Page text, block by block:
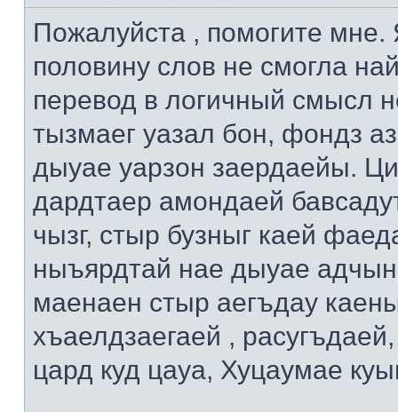
Пожалуйста , помогите мне.
половину слов не смогла
перевод в логичный смысл
тызмаег уазал бон, фондз
дыуае уарзон заердаейы.
дардтаер амондаей
чызг, стыр бузныг каей
ныъярдтай нае дыуае
маенаен стыр аегъдау
хъаелдзаегаей ,
цард куд цауа, Хуцаумае